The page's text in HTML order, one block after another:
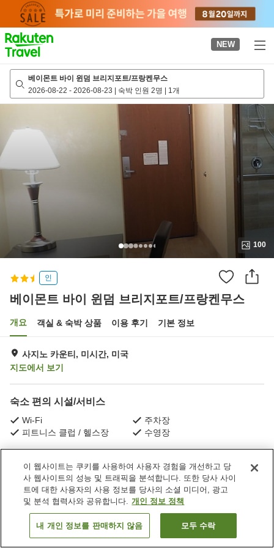
page
NEW
베이몬트 바이 윈덤 브리지포트/프랑켄무스
2026-08-22 - 2026-08-23 | 숙박 인원 2명 | 1개
100
인
베이몬트 바이 윈덤 브리지포트/프랑켄무스
개요 객실 & 숙박 상품 이용 후기 기본 정보
사지노 카운티, 미시간, 미국
지도에서 보기
숙소 편의 시설/서비스
Wi-Fi
주차장
피트니스 클럽 / 헬스장
수영장
미국 미시간
사지노 카운티
베이몬트 바이 윈덤 브리지포트/프랑켄무스
객실 보기
이 웹사이트는 쿠키를 사용하여 사용자 경험을 개선하고 당
사 웹사이트의 성능 및 트래픽을 분석합니다. 또한 당사 사이
트에 대한 사용자의 사용 정보를 당사의 소셜 미디어, 광고
및 분석 협력사와 공유합니다. 개인 정보 정책
내 개인 정보를 판매하지 않음 모두 수락